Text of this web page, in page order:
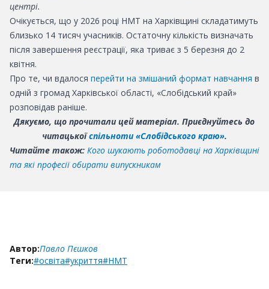
центрі.
Очікується, що у 2026 році НМТ на Харківщині складатимуть
близько 14 тисяч учасників. Остаточну кількість визначать
після завершення реєстрації, яка триває з 5 березня до 2
квітня.
Про те, чи вдалося перейти на змішаний формат навчання в
одній з громад Харківської області, «Слобідський край»
розповідав раніше.
Дякуємо, що прочитали цей матеріал. Приєднуйтесь до
читацькоїспільноти «Слобідського краю».
Читайте також: Кого шукають роботодавці на Харківщині
та які професії обирати випускникам
Автор:Павло Пєшков
Теги:#освіта#укриття#НМТ